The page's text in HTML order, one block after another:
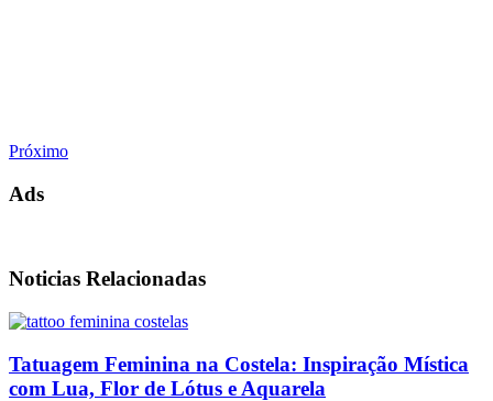
Próximo
Ads
Noticias Relacionadas
Tatuagem Feminina na Costela: Inspiração Mística
com Lua, Flor de Lótus e Aquarela